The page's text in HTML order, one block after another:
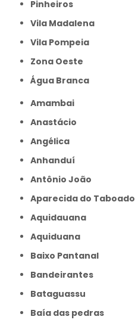
Pinheiros
Vila Madalena
Vila Pompeia
Zona Oeste
Água Branca
Amambai
Anastácio
Angélica
Anhanduí
Antônio João
Aparecida do Taboado
Aquidauana
Aquiduana
Baixo Pantanal
Bandeirantes
Bataguassu
Baía das pedras